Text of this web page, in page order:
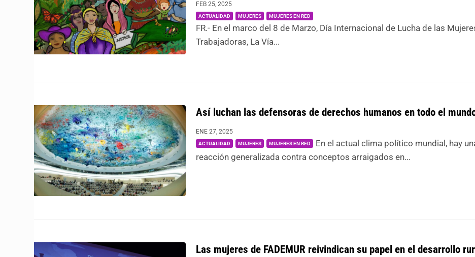
FEB 25, 2025
ACTUALIDAD MUJERES MUJERES EN RED
FR.- En el marco del 8 de Marzo, Día Internacional de Lucha de las
Trabajadoras, La Vía...
Así luchan las defensoras de derechos humanos en todo el
ENE 27, 2025
ACTUALIDAD MUJERES MUJERES EN RED
En el actual clima político mundial, hay
reacción generalizada contra conceptos arraigados en...
Las mujeres de FADEMUR reivindican su papel en el desarrollo